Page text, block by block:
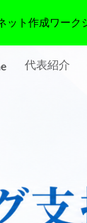
ット作成ワー
代表紹介